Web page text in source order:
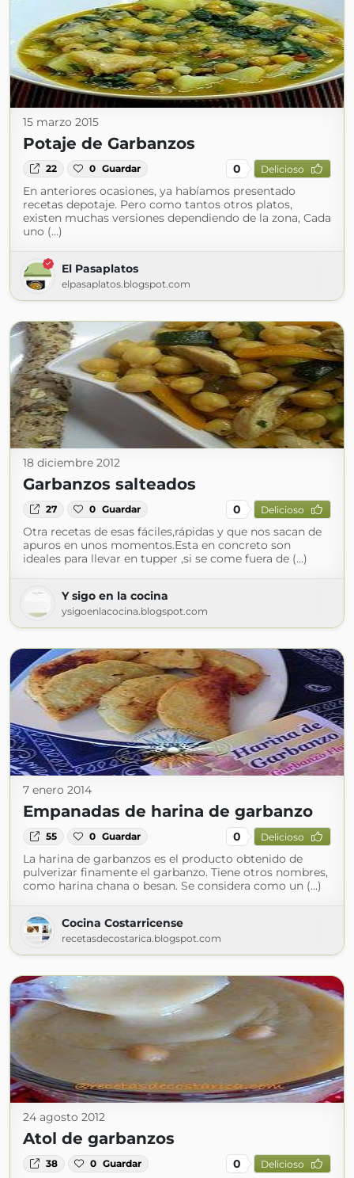
15 marzo 2015
Potaje de Garbanzos
22 0 Guardar 0 Delicioso
En anteriores ocasiones, ya habíamos presentado
recetas depotaje. Pero como tantos otros platos,
existen muchas versiones dependiendo de la zona, Cada
uno (...)
El Pasaplatos
elpasaplatos.blogspot.com
18 diciembre 2012
Garbanzos salteados
27 0 Guardar 0 Delicioso
Otra recetas de esas fáciles,rápidas y que nos sacan de
apuros en unos momentos.Esta en concreto son
ideales para llevar en tupper ,si se come fuera de (...)
Y sigo en la cocina
ysigoenlacocina.blogspot.com
7 enero 2014
Empanadas de harina de garbanzo
55 0 Guardar 0 Delicioso
La harina de garbanzos es el producto obtenido de
pulverizar finamente el garbanzo. Tiene otros nombres,
como harina chana o besan. Se considera como un (...)
Cocina Costarricense
recetasdecostarica.blogspot.com
24 agosto 2012
Atol de garbanzos
38 0 Guardar 0 Delicioso